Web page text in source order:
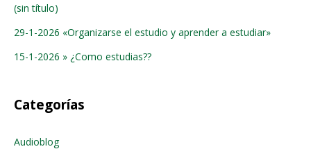
(sin título)
29-1-2026 «Organizarse el estudio y aprender a estudiar»
15-1-2026 » ¿Como estudias??
Categorías
Audioblog